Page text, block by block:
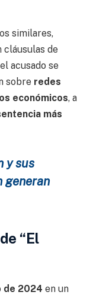
similares,
cláusulas de
acusado se
sobre redes
económicos, a
más
y sus
generan
“El
de 2024 en un